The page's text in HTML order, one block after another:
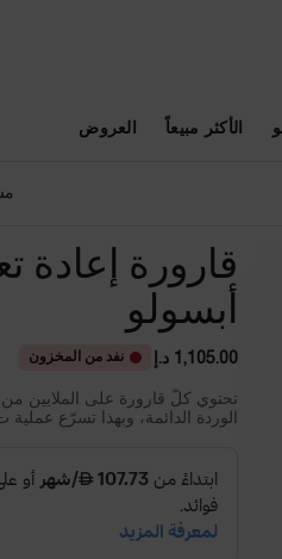
الأكثر مبيعاً العروض
قارورة إعادة
أبسولو
1,105.00 د.إ نفد من المخزون
تحتوي كلّ قارورة على الملايين
الوردة الدائمة، وبهذا تسرّع عملية